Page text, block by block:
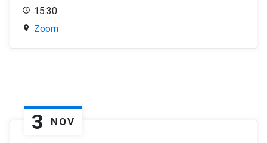
15:30
Zoom
3 NOV